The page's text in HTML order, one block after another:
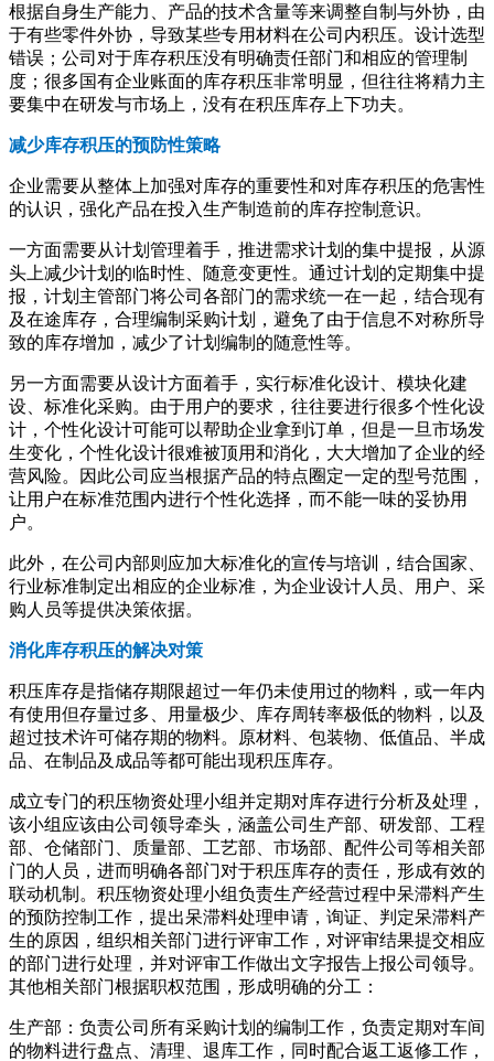
根据自身生产能力、产品的技术含量等来调整自制与外协，由
于有些零件外协，导致某些专用材料在公司内积压。设计选型
错误；公司对于库存积压没有明确责任部门和相应的管理制
度；很多国有企业账面的库存积压非常明显，但往往将精力主
要集中在研发与市场上，没有在积压库存上下功夫。
减少库存积压的预防性策略
企业需要从整体上加强对库存的重要性和对库存积压的危害性
的认识，强化产品在投入生产制造前的库存控制意识。
一方面需要从计划管理着手，推进需求计划的集中提报，从源
头上减少计划的临时性、随意变更性。通过计划的定期集中提
报，计划主管部门将公司各部门的需求统一在一起，结合现有
及在途库存，合理编制采购计划，避免了由于信息不对称所导
致的库存增加，减少了计划编制的随意性等。
另一方面需要从设计方面着手，实行标准化设计、模块化建
设、标准化采购。由于用户的要求，往往要进行很多个性化设
计，个性化设计可能可以帮助企业拿到订单，但是一旦市场发
生变化，个性化设计很难被顶用和消化，大大增加了企业的经
营风险。因此公司应当根据产品的特点圈定一定的型号范围，
让用户在标准范围内进行个性化选择，而不能一味的妥协用
户。
此外，在公司内部则应加大标准化的宣传与培训，结合国家、
行业标准制定出相应的企业标准，为企业设计人员、用户、采
购人员等提供决策依据。
消化库存积压的解决对策
积压库存是指储存期限超过一年仍未使用过的物料，或一年内
有使用但存量过多、用量极少、库存周转率极低的物料，以及
超过技术许可储存期的物料。原材料、包装物、低值品、半成
品、在制品及成品等都可能出现积压库存。
成立专门的积压物资处理小组并定期对库存进行分析及处理，
该小组应该由公司领导牵头，涵盖公司生产部、研发部、工程
部、仓储部门、质量部、工艺部、市场部、配件公司等相关部
门的人员，进而明确各部门对于积压库存的责任，形成有效的
联动机制。积压物资处理小组负责生产经营过程中呆滞料产生
的预防控制工作，提出呆滞料处理申请，询证、判定呆滞料产
生的原因，组织相关部门进行评审工作，对评审结果提交相应
的部门进行处理，并对评审工作做出文字报告上报公司领导。
其他相关部门根据职权范围，形成明确的分工：
生产部：负责公司所有采购计划的编制工作，负责定期对车间
的物料进行盘点、清理、退库工作，同时配合返工返修工作，